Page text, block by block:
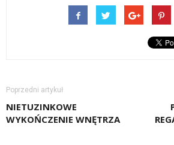
Poprzedni artykuł
NIETUZINKOWE
WYKOŃCZENIE WNĘTRZA